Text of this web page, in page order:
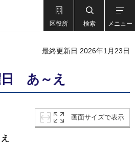
区役所 検索 メニュー
最終更新日 2026年1月23日
日 あ～え
画面サイズで表示